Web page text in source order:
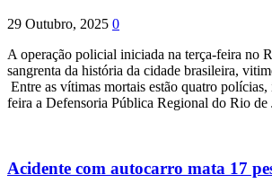
29 Outubro, 2025 0
A operação policial iniciada na terça-feira no
sangrenta da história da cidade brasileira,
Entre as vítimas mortais estão quatro
feira a Defensoria Pública Regional do Rio de
Acidente com autocarro mata 17